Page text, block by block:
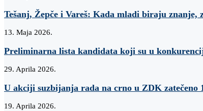
Tešanj, Žepče i Vareš: Kada mladi biraju
13. Maja 2026.
Preliminarna lista kandidata koji su u
29. Aprila 2026.
U akciji suzbijanja rada na crno u ZDK zatečeno
19. Aprila 2026.